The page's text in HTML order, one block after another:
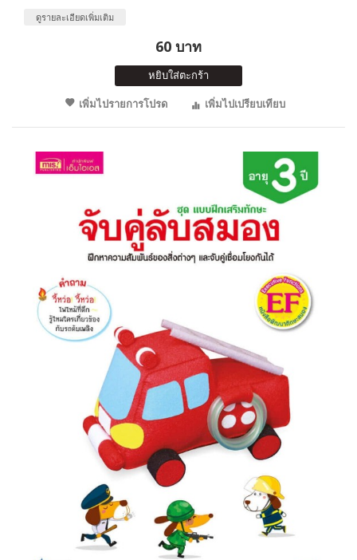
ดูรายละเอียดเพิ่มเติม
60 บาท
หยิบใส่ตะกร้า
เพิ่มไปรายการโปรด
เพิ่มไปเปรียบเทียบ